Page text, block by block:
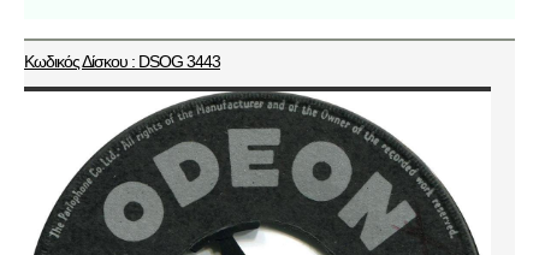
Κωδικός Δίσκου : DSOG 3443